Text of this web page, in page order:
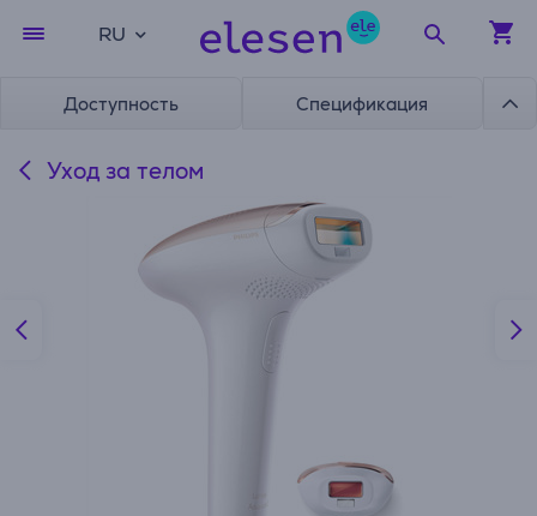
RU
Доступность Спецификация
Уход за телом